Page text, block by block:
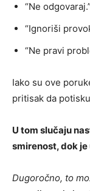
“Ne odgovaraj.”
“Ignoriši
“Ne pravi
Iako su ove
pritisak da
U tom slučaju
smirenost, dok
Dugoročno, to